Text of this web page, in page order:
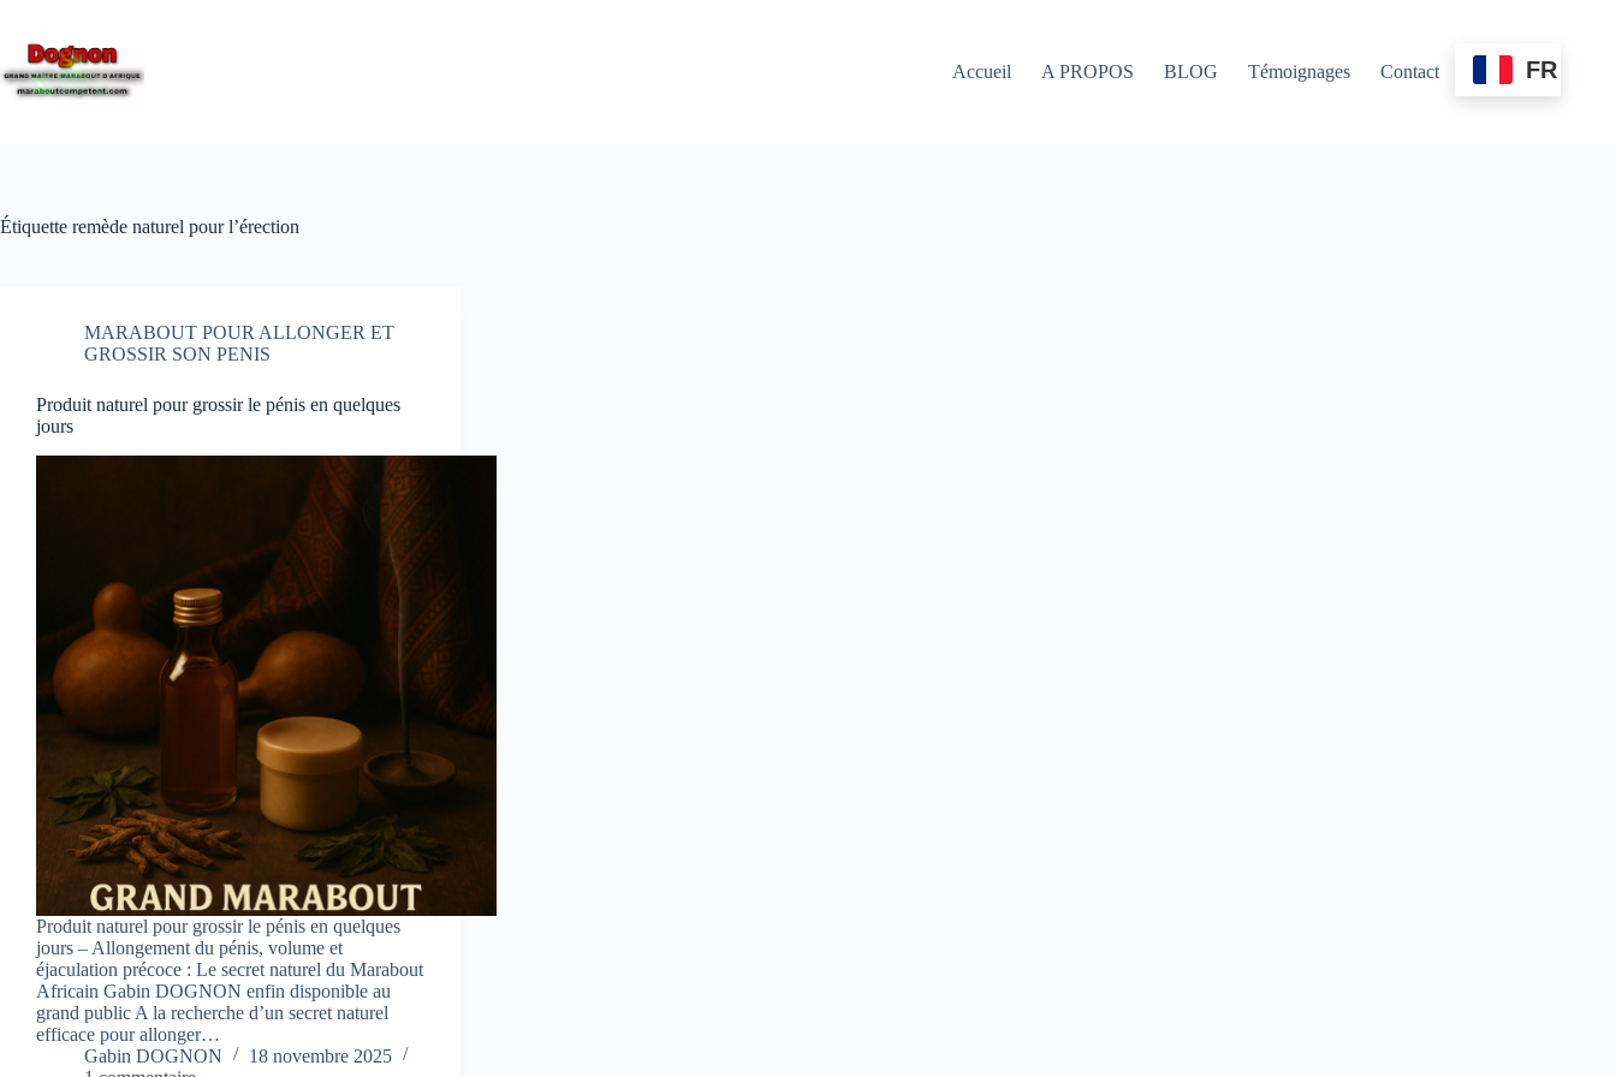
Accueil A PROPOS BLOG Témoignages Contact FR
Étiquette remède naturel pour l’érection
MARABOUT POUR ALLONGER ET
GROSSIR SON PENIS
Produit naturel pour grossir le pénis en quelques
jours
Produit naturel pour grossir le pénis en quelques
jours – Allongement du pénis, volume et
éjaculation précoce : Le secret naturel du Marabout
Africain Gabin DOGNON enfin disponible au
grand public A la recherche d’un secret naturel
efficace pour allonger…
Gabin DOGNON
18 novembre 2025